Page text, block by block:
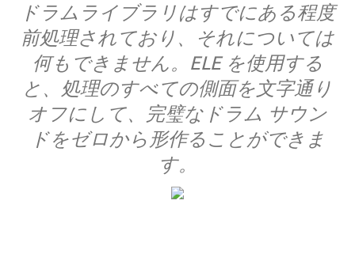
ドラムライブラリはすでにある程度
前処理されており、それについては
何もできません。ELE を使用する
と、処理のすべての側面を文字通り
オフにして、完璧なドラム サウン
ドをゼロから形作ることができま
す。